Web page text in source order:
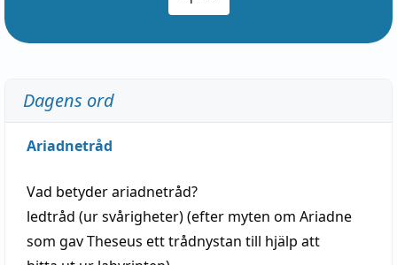
Dagens ord
Ariadnetråd
Vad betyderariadnetråd?
ledtråd (ur svårigheter) (efter myten om Ariadne
som gav Theseus ett trådnystan till hjälp att